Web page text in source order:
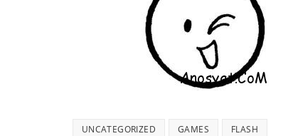
FLASH
GAMES
UNCATEGORIZED